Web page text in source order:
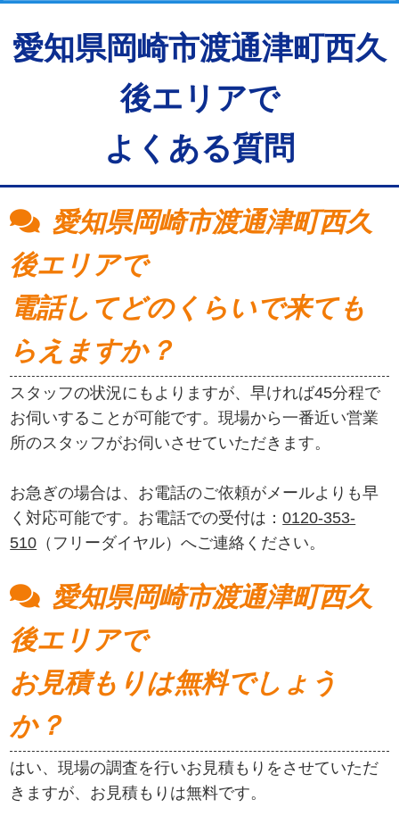
愛知県岡崎市渡通津町西久
後エリアで
よくある質問
愛知県岡崎市渡通津町西久
後エリアで
電話してどのくらいで来ても
らえますか？
スタッフの状況にもよりますが、早ければ45分程で
お伺いすることが可能です。現場から一番近い営業
所のスタッフがお伺いさせていただきます。
お急ぎの場合は、お電話のご依頼がメールよりも早
く対応可能です。お電話での受付は：0120-353-
510 （フリーダイヤル）へご連絡ください。
愛知県岡崎市渡通津町西久
後エリアで
お見積もりは無料でしょう
か？
はい、現場の調査を行いお見積もりをさせていただ
きますが、お見積もりは無料です。